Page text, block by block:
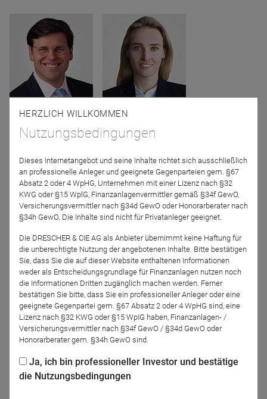
Florian Liegler
GmbH
Dr. Andrea Vathje
Gerrit Eicker
Schroder Investment
Management (Europe)
S.A., German Branch
Volker Kuhn
Swiss Life Asset
Managers Luxembourg -
Niederlassung
Deutschland
Moderation
HERZLICH WILLKOMMEN
Nutzungsbedingungen
Dieses Internetangebot und seine Inhalte richtet sich ausschließlich
an professionelle Anleger und geeignete Gegenparteien gem. §67
Absatz 2 oder 4 WpHG, Unternehmen mit einer Lizenz nach §32
KWG oder §15 WplG, Finanzanlagenvermittler gemäß §34f GewO,
Versicherungsvermittler nach §34d GewO oder Honorarberater nach
§34h GewO. Die Inhalte sind nicht für Privatanleger geeignet.
Die DRESCHER & CIE AG als Anbieter übernimmt keine Haftung für
die unberechtigte Nutzung der angebotenen Inhalte. Bitte bestätigen
Sie, dass Sie die auf dieser Website enthaltenen Informationen
weder als Entscheidungsgrundlage für Finanzanlagen nutzen noch
die Informationen Dritten zugänglich machen werden. Ferner
bestätigen Sie bitte, dass Sie ein professioneller Anleger oder eine
geeignete Gegenpartei gem. §67 Absatz 2 oder 4 WpHG sind, eine
Lizenz nach §32 KWG oder §15 WpIG haben, Finanzanlagen- /
Versicherungsvermittler nach §34f GewO / §34d GewO oder
Honorarberater gem. §34h GewO sind.
Ja, ich bin professioneller Investor und bestätige
die Nutzungsbedingungen